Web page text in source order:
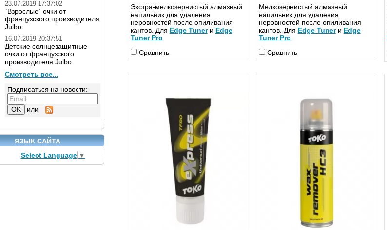
23.07.2019 17:37:02
`Взрослые` очки от
французского производителя
Julbo
16.07.2019 20:37:51
Детские солнцезащитные
очки от французского
производителя Julbo
Смотреть все...
Подписаться на новости:
или
ЯЗЫК САЙТА
Select Language ▼
Экстра-мелкозернистый алмазный
напильник для удаления
неровностей после опиливания
кантов. Для Edge Tuner и Edge
Tuner Pro
Сравнить
Мелкозернистый алмазный
напильник для удаления
неровностей после опиливания
кантов. Для Edge Tuner и Edge
Tuner Pro
Сравнить